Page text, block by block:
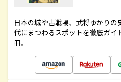
日本の城や古戦場、武将ゆかりの
代にまつわるスポットを徹底ガイ
冊。